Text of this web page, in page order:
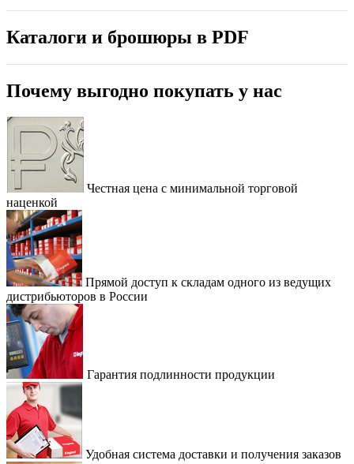
Каталоги и брошюры в PDF
Почему выгодно покупать у нас
Честная цена с минимальной торговой
наценкой
Прямой доступ к складам одного из ведущих
дистрибьюторов в России
Гарантия подлинности продукции
Удобная система доставки и получения заказов